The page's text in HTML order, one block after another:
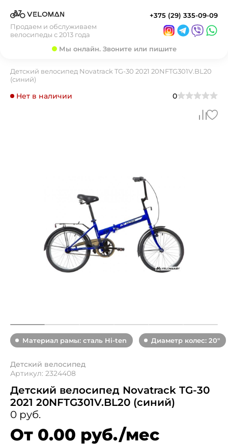
Продаем и обслуживаем
велосипеды с 2013 года
+375 (29) 335-09-09
Мы онлайн. Звоните или пишите
Детский велосипед Novatrack TG-30 2021 20NFTG301V.BL20
(синий)
Нет в наличии 0
Материал рамы: сталь Hi-ten Диаметр колес: 20"
Детский велосипед
Артикул: 2324408
Детский велосипед Novatrack TG-30
2021 20NFTG301V.BL20 (синий)
0 руб.
От 0.00 руб./мес